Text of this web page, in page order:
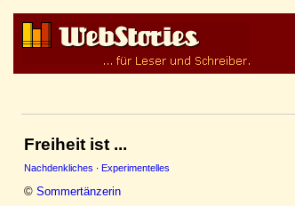
Freiheit ist ...
Nachdenkliches · Experimentelles
© Sommertänzerin